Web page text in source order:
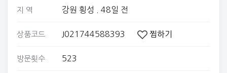
지 역 강원 횡성 . 48일 전
상품코드 J021744588393 찜하기
방문횟수 523